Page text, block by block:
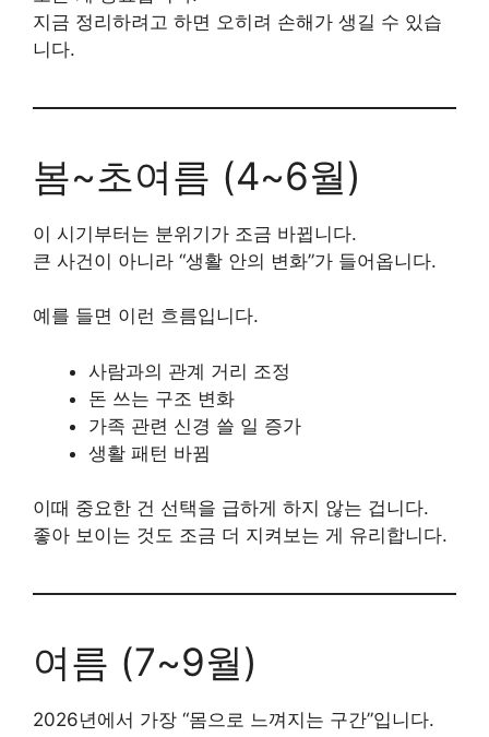
지금 정리하려고 하면 오히려 손해가 생길 수 있습
니다.
봄~초여름 (4~6월)
이 시기부터는 분위기가 조금 바뀝니다.
큰 사건이 아니라 “생활 안의 변화”가 들어옵니다.
예를 들면 이런 흐름입니다.
사람과의 관계 거리 조정
돈 쓰는 구조 변화
가족 관련 신경 쓸 일 증가
생활 패턴 바뀜
이때 중요한 건 선택을 급하게 하지 않는 겁니다.
좋아 보이는 것도 조금 더 지켜보는 게 유리합니다.
여름 (7~9월)
2026년에서 가장 “몸으로 느껴지는 구간”입니다.